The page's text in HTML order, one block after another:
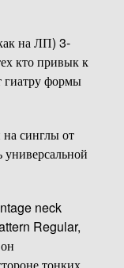
на ЛП) 3-
кто привык к
гиатру формы
синглы от
универсальной
neck
Regular,
тонких